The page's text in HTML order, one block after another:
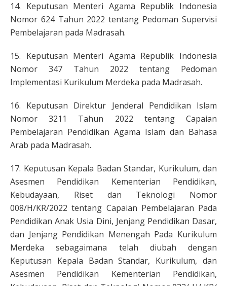
14. Keputusan Menteri Agama Republik Indonesia
Nomor 624 Tahun 2022 tentang Pedoman Supervisi
Pembelajaran pada Madrasah.
15. Keputusan Menteri Agama Republik Indonesia
Nomor 347 Tahun 2022 tentang Pedoman
Implementasi Kurikulum Merdeka pada Madrasah.
16. Keputusan Direktur Jenderal Pendidikan Islam
Nomor 3211 Tahun 2022 tentang Capaian
Pembelajaran Pendidikan Agama Islam dan Bahasa
Arab pada Madrasah.
17. Keputusan Kepala Badan Standar, Kurikulum, dan
Asesmen Pendidikan Kementerian Pendidikan,
Kebudayaan, Riset dan Teknologi Nomor
008/H/KR/2022 tentang Capaian Pembelajaran Pada
Pendidikan Anak Usia Dini, Jenjang Pendidikan Dasar,
dan Jenjang Pendidikan Menengah Pada Kurikulum
Merdeka sebagaimana telah diubah dengan
Keputusan Kepala Badan Standar, Kurikulum, dan
Asesmen Pendidikan Kementerian Pendidikan,